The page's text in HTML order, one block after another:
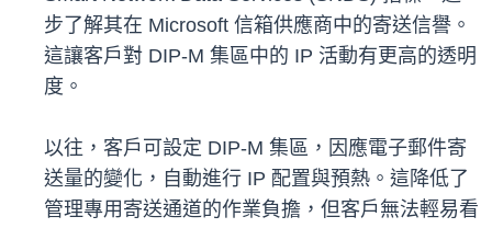
步了解其在 Microsoft 信箱供應商中的寄送信譽。
這讓客戶對 DIP-M 集區中的 IP 活動有更高的透明
度。
以往，客戶可設定 DIP-M 集區，因應電子郵件寄
送量的變化，自動進行 IP 配置與預熱。這降低了
管理專用寄送通道的作業負擔，但客戶無法輕易看